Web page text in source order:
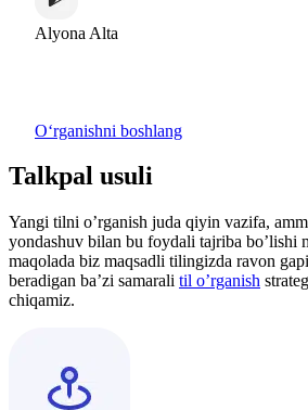
Alyona Alta
Oʻrganishni boshlang
Talkpal usuli
Yangi tilni o’rganish juda qiyin vazifa,
yondashuv bilan bu foydali tajriba bo’lishi
maqolada biz maqsadli tilingizda ravon
beradigan ba’zi samarali til o’rganish
chiqamiz.